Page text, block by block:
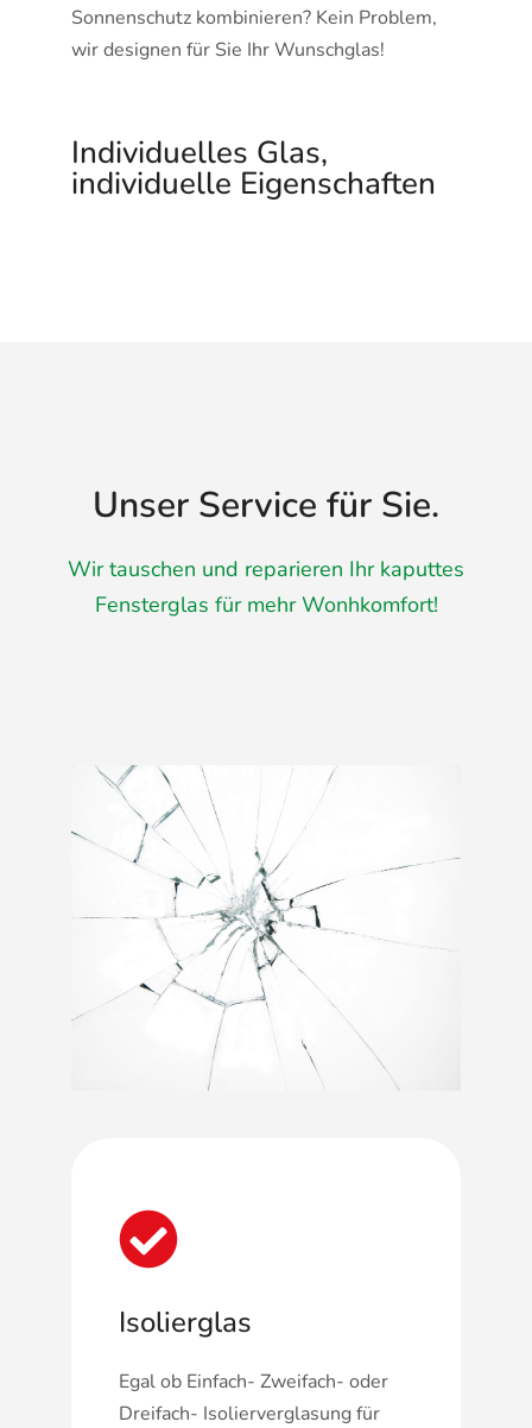
Sonnenschutz kombinieren? Kein Problem,
wir designen für Sie Ihr Wunschglas!
Individuelles Glas,
individuelle Eigenschaften
Unser Service für Sie.
Wir tauschen und reparieren Ihr kaputtes
Fensterglas für mehr Wonhkomfort!
Isolierglas
Egal ob Einfach- Zweifach- oder
Dreifach- Isolierverglasung für